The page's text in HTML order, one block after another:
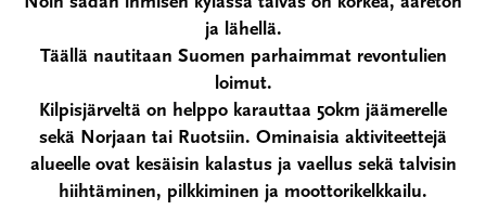
ja lähellä.
Täällä nautitaan Suomen parhaimmat revontulien
loimut.
Kilpisjärveltä on helppo karauttaa 50km jäämerelle
sekä Norjaan tai Ruotsiin. Ominaisia aktiviteettejä
alueelle ovat kesäisin kalastus ja vaellus sekä talvisin
hiihtäminen, pilkkiminen ja moottorikelkkailu.